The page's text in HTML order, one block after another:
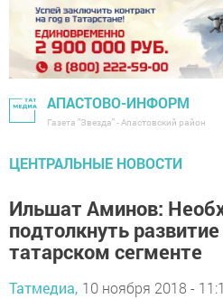
АПАСТОВО-ИНФОРМ
Газета "Звезда" - Апастовский район
ЦЕНТРАЛЬНЫЕ НОВОСТИ
Ильшат Аминов:
подтолкнуть
татарском сегменте
Татмедиа, 10 ноября 2018 -